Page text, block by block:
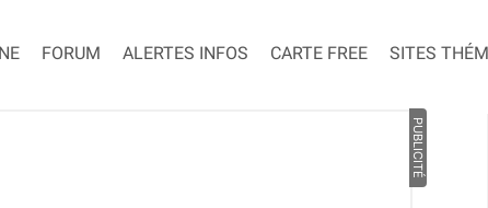
FORUM ALERTES INFOS CARTE FREE SITES
PUBLICITÉ